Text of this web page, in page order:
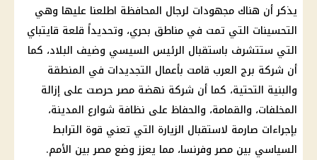
يذكر أن هناك مجهودات لرجال المحافظة اطلعنا عليها وهي
التحسينات التي تمت في مناطق بحري، وتحديداً قلعة قايتباي
التي ستتشرف باستقبال الرئيس السيسي وضيف البلاد، كما
أن شركة برج العرب قامت بأعمال التجديدات في المنطقة
والبنية التحتية، كما أن شركة نهضة مصر حرصت على إزالة
المخلفات، والقمامة، والحفاظ على نظافة شوارع المدينة،
بإجراءات صارمة لاستقبال الزيارة التي تعني قوة الترابط
السياسي بين مصر وفرنسا، مما يعزز وضع مصر بين الأمم.